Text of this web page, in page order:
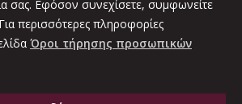
389
Μένανδρος. Powered byVrisko.gr
σας. Εφόσον συνεχίσετε, συμφωνείτε
περισσότερες πληροφορίες
Όροι τήρησης προσωπικών